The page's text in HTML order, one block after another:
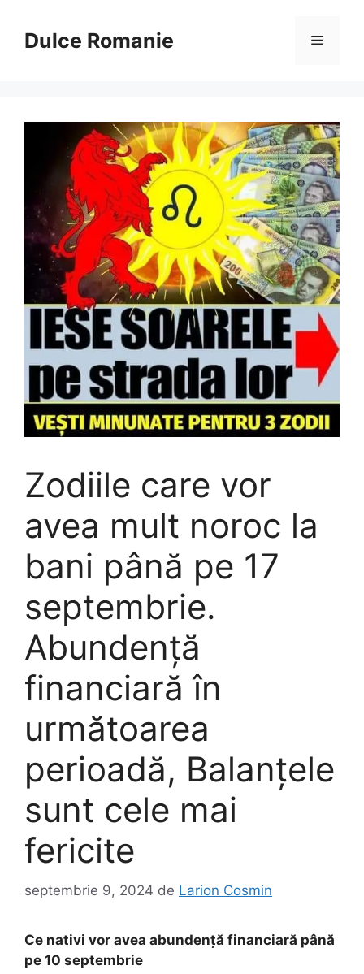
conținutDulce Romanie Meniu
Zodiile care vor
avea mult noroc la
bani până pe 17
septembrie.
Abundență
financiară în
următoarea
perioadă, Balanțele
sunt cele mai
fericite
septembrie 9, 2024 de Larion Cosmin
Ce nativi vor avea abundență financiară până
pe 10 septembrie